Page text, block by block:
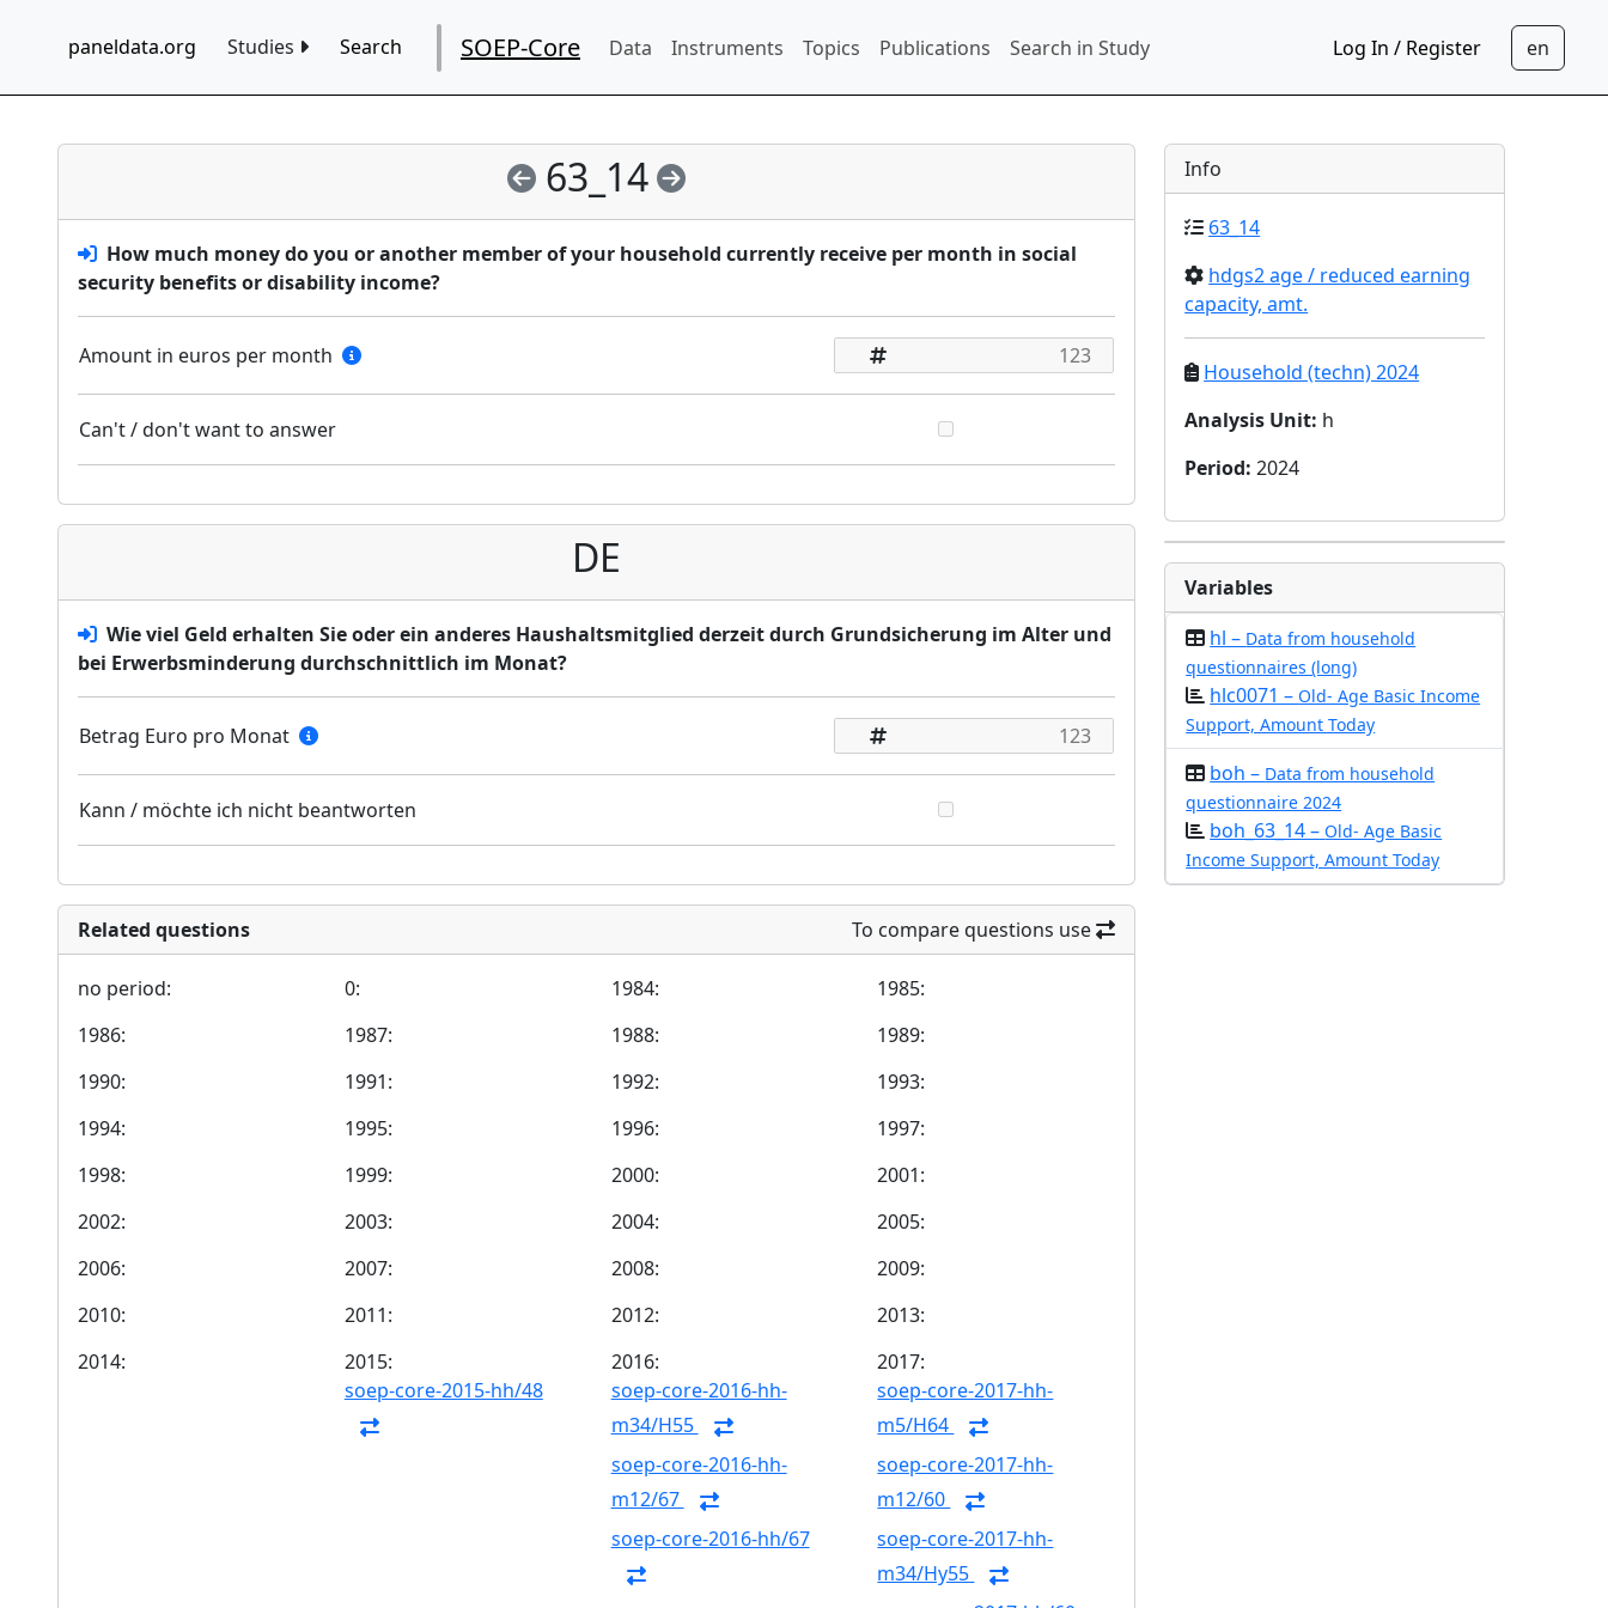
paneldata.org Studies Search SOEP-Core Data Instruments Topics Publications Search in Study Log In / Register
63_14
How much money do you or another member of your household currently receive per month in social
security benefits or disability income?
Amount in euros per month
Can't / don't want to answer
DE
Wie viel Geld erhalten Sie oder ein anderes Haushaltsmitglied derzeit durch Grundsicherung im Alter und
bei Erwerbsminderung durchschnittlich im Monat?
Betrag Euro pro Monat
Kann / möchte ich nicht beantworten
Related questions To compare questions use
no period: 0: 1984:
1985:
1986:
1987: 1988:
1989:
1990:
1991: 1992:
1993:
1994:
1995: 1996:
1997:
1998:
1999: 2000:
2001:
2002:
2003: 2004:
2005:
2006:
2007: 2008:
2009:
2010:
2011: 2012:
2013:
2014:
2015:
soep-core-2015-hh/48
2016:
soep-core-2016-hh-
m34/H55
soep-core-2016-hh-
m12/67
soep-core-2016-hh/67
2017:
soep-core-2017-hh-
m5/H64
soep-core-2017-hh-
m12/60
soep-core-2017-hh-
m34/Hy55
Info
63_14
hdgs2 age / reduced earning
capacity, amt.
Household (techn) 2024
Analysis Unit: h
Period:2024
Variables
hl – Data from household
questionnaires (long)
hlc0071 –Old- Age Basic Income
Support, Amount Today
boh – Data from household
questionnaire 2024
boh_63_14 –Old- Age Basic
Income Support, Amount Today